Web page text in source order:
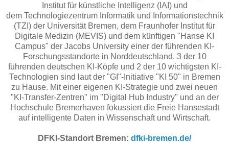
Institut für künstliche Intelligenz (IAI) und
dem Technologiezentrum Informatik und Informationstechnik
(TZI) der Universität Bremen, dem Fraunhofer Institut für
Digitale Medizin (MEVIS) und dem künftigen "Hanse KI
Campus" der Jacobs University einer der führenden KI-
Forschungsstandorte in Norddeutschland. 3 der 10
führenden deutschen KI-Köpfe und 2 der 10 wichtigsten KI-
Technologien sind laut der "GI"-Initiative "KI 50" in Bremen
zu Hause. Mit einer eigenen KI-Strategie und zwei neuen
"KI-Transfer-Zentren" im "Digital Hub Industry" und an der
Hochschule Bremerhaven fokussiert die Freie Hansestadt
auf intelligente Daten in Wissenschaft und Wirtschaft.
DFKI-Standort Bremen: dfki-bremen.de/